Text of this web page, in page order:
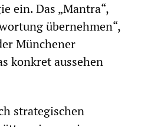
ein. Das „Mantra“,
übernehmen“,
Münchener
konkret aussehen
strategischen